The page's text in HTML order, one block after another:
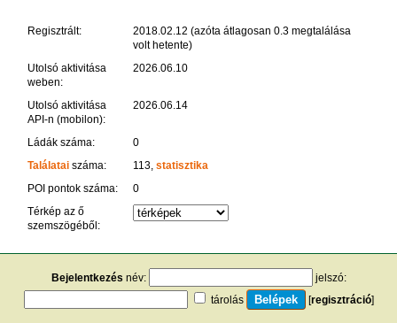
Regisztrált:
2018.02.12 (azóta átlagosan 0.3 megtalálása
volt hetente)
Utolsó aktivitása
weben:
2026.06.10
Utolsó aktivitása
API-n (mobilon):
2026.06.14
Ládák száma:
0
Találataiszáma: 113, statisztika
POI pontok száma:
0
Térkép az ő
szemszögéből:
Bejelentkezés név:
jelszó:
tárolás
[regisztráció]